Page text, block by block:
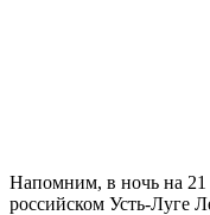
Напомним, в ночь на 21
российском Усть-Луге